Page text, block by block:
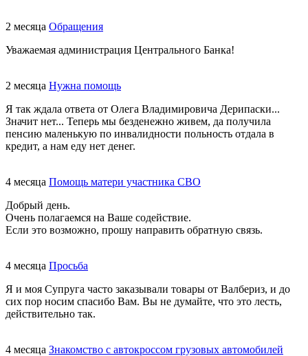
2 месяца Обращения
Уважаемая администрация Центрального Банка!
2 месяца Нужна помощь
Я так ждала ответа от Олега Владимировича Дерипаски...
Значит нет... Теперь мы безденежно живем, да получила
пенсию маленькую по инвалидности польность отдала в
кредит, а нам еду нет денег.
4 месяца Помощь матери участника СВО
Добрый день.
Очень полагаемся на Ваше содействие.
Если это возможно, прошу направить обратную связь.
4 месяца Просьба
Я и моя Супруга часто заказывали товары от Валбериз, и до
сих пор носим спасибо Вам. Вы не думайте, что это лесть,
действительно так.
4 месяца Знакомство с автокроссом грузовых автомобилей